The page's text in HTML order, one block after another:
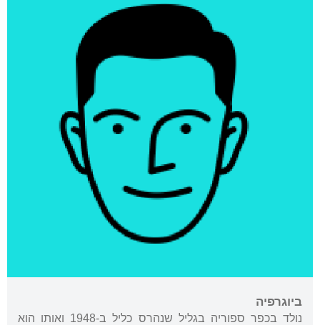
ביוגרפיה
נולד בכפר ספוריה בגליל שנהרס כליל ב-1948 ואותו הוא